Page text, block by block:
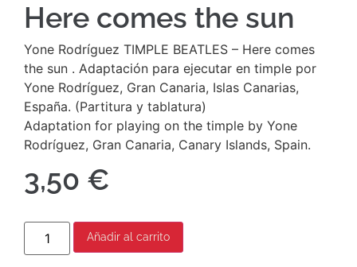
Here comes the sun
Yone Rodríguez TIMPLE BEATLES – Here comes
the sun . Adaptación para ejecutar en timple por
Yone Rodríguez, Gran Canaria, Islas Canarias,
España. (Partitura y tablatura)
Adaptation for playing on the timple by Yone
Rodríguez, Gran Canaria, Canary Islands, Spain.
3,50 €
Añadir al carrito